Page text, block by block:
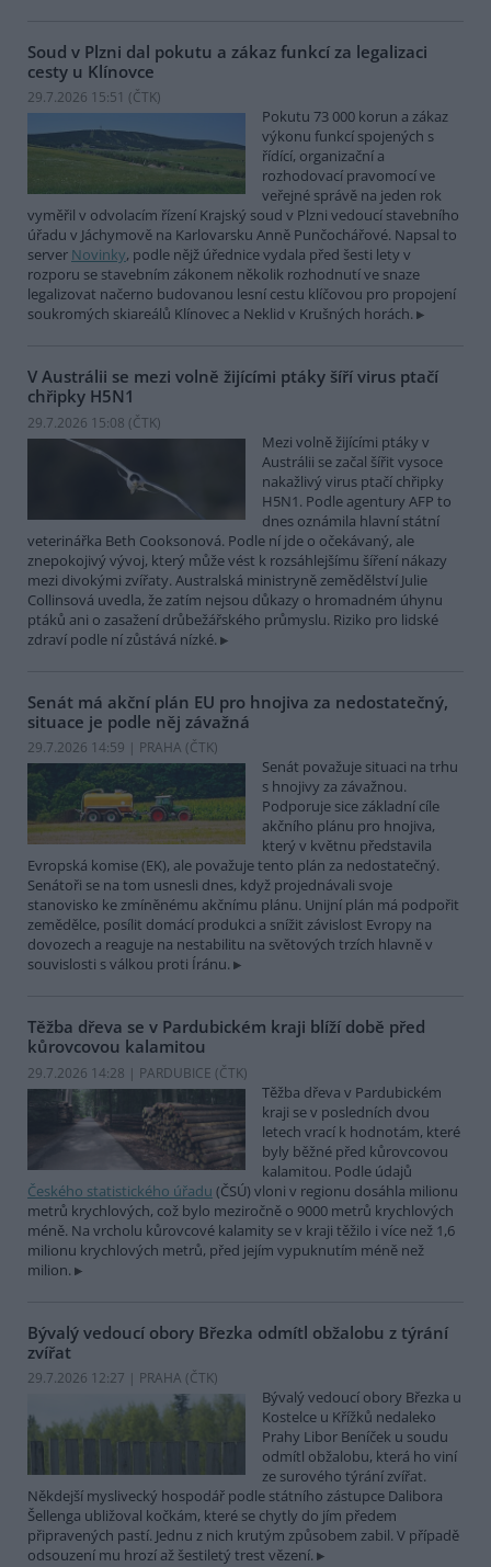
Soud v Plzni dal pokutu a zákaz funkcí za legalizaci
cesty u Klínovce
29.7.2026 15:51 (ČTK)
Pokutu 73 000 korun a zákaz
výkonu funkcí spojených s
řídící, organizační a
rozhodovací pravomocí ve
veřejné správě na jeden rok
vyměřil v odvolacím řízení Krajský soud v Plzni vedoucí stavebního
úřadu v Jáchymově na Karlovarsku Anně Punčochářové. Napsal to
server Novinky, podle nějž úřednice vydala před šesti lety v
rozporu se stavebním zákonem několik rozhodnutí ve snaze
legalizovat načerno budovanou lesní cestu klíčovou pro propojení
soukromých skiareálů Klínovec a Neklid v Krušných horách.
V Austrálii se mezi volně žijícími ptáky šíří virus ptačí
chřipky H5N1
29.7.2026 15:08 (ČTK)
Mezi volně žijícími ptáky v
Austrálii se začal šířit vysoce
nakažlivý virus ptačí chřipky
H5N1. Podle agentury AFP to
dnes oznámila hlavní státní
veterinářka Beth Cooksonová. Podle ní jde o očekávaný, ale
znepokojivý vývoj, který může vést k rozsáhlejšímu šíření nákazy
mezi divokými zvířaty. Australská ministryně zemědělství Julie
Collinsová uvedla, že zatím nejsou důkazy o hromadném úhynu
ptáků ani o zasažení drůbežářského průmyslu. Riziko pro lidské
zdraví podle ní zůstává nízké.
Senát má akční plán EU pro hnojiva za nedostatečný,
situace je podle něj závažná
29.7.2026 14:59 | PRAHA (ČTK)
Senát považuje situaci na trhu
s hnojivy za závažnou.
Podporuje sice základní cíle
akčního plánu pro hnojiva,
který v květnu představila
Evropská komise (EK), ale považuje tento plán za nedostatečný.
Senátoři se na tom usnesli dnes, když projednávali svoje
stanovisko ke zmíněnému akčnímu plánu. Unijní plán má podpořit
zemědělce, posílit domácí produkci a snížit závislost Evropy na
dovozech a reaguje na nestabilitu na světových trzích hlavně v
souvislosti s válkou proti Íránu.
Těžba dřeva se v Pardubickém kraji blíží době před
kůrovcovou kalamitou
29.7.2026 14:28 | PARDUBICE (ČTK)
Těžba dřeva v Pardubickém
kraji se v posledních dvou
letech vrací k hodnotám, které
byly běžné před kůrovcovou
kalamitou. Podle údajů
Českého statistického úřadu (ČSÚ) vloni v regionu dosáhla milionu
metrů krychlových, což bylo meziročně o 9000 metrů krychlových
méně. Na vrcholu kůrovcové kalamity se v kraji těžilo i více než 1,6
milionu krychlových metrů, před jejím vypuknutím méně než
milion.
Bývalý vedoucí obory Březka odmítl obžalobu z týrání
zvířat
29.7.2026 12:27 | PRAHA (ČTK)
Bývalý vedoucí obory Březka u
Kostelce u Křížků nedaleko
Prahy Libor Beníček u soudu
odmítl obžalobu, která ho viní
ze surového týrání zvířat.
Někdejší myslivecký hospodář podle státního zástupce Dalibora
Šellenga ubližoval kočkám, které se chytly do jím předem
připravených pastí. Jednu z nich krutým způsobem zabil. V případě
odsouzení mu hrozí až šestiletý trest vězení.